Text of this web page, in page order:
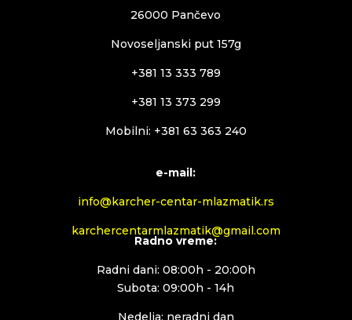
26000 Pančevo
Novoseljanski put 157g
+381 13 333 789
+381 13 373 299
Mobilni: +381 63 363 240
e-mail:
info@karcher-centar-mlazmatik.rs
karchercentarmlazmatik@gmail.com
Radno vreme:
Radni dani: 08:00h - 20:00h
Subota: 09:00h - 14h
Nedelja: neradni dan